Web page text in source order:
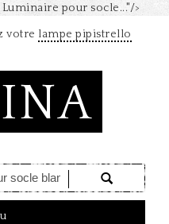
pour socle..."/>
votre lampe pipistrello